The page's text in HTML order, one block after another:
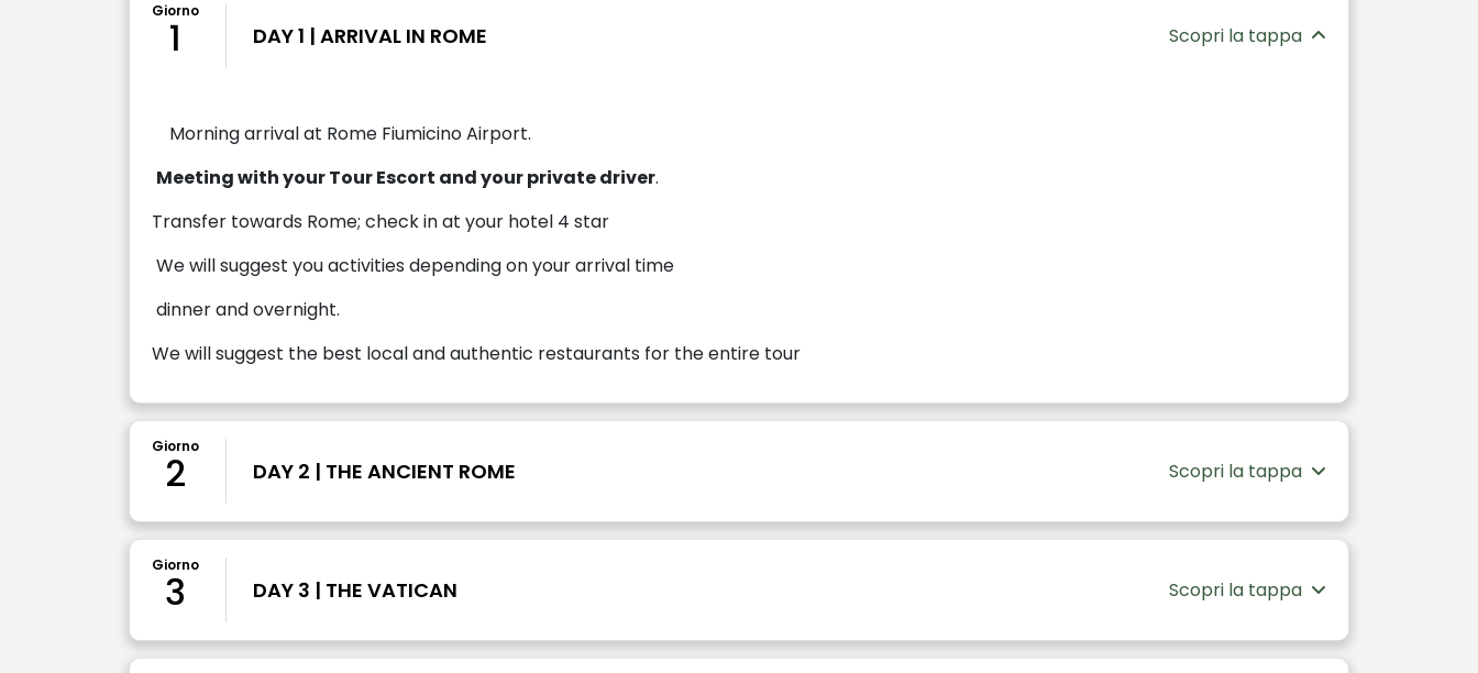
Giorno
1 DAY 1 | ARRIVAL IN ROME Scopri la tappa
Morning arrival at Rome Fiumicino Airport.
Meeting with your Tour Escort and your private driver.
Transfer towards Rome; check in at your hotel 4 star
We will suggest you activities depending on your arrival time
dinner and overnight.
We will suggest the best local and authentic restaurants for the entire tour
Giorno
2 DAY 2 | THE ANCIENT ROME Scopri la tappa
Giorno
3 DAY 3 | THE VATICAN Scopri la tappa